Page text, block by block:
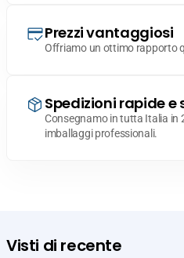
Prezzi vantaggiosi
Offriamo un ottimo rapporto
Spedizioni rapide e
Consegnamo in tutta Italia in
imballaggi professionali.
Visti di recente